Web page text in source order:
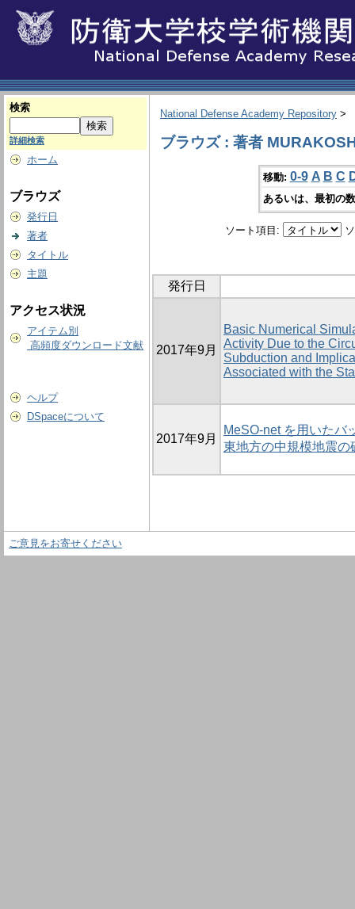
検索
詳細検索
ホーム
ブラウズ
発行日
著者
タイトル
主題
アクセス状況
アイテム別
高頻度ダウンロード文献
ヘルプ
DSpaceについて
National Defense Academy Repository >
ブラウズ : 著者
移動: 0-9 A B C
あるいは、最初の
ソート項目:
発行日
2017年9月
Basic Numerical
Activity Due to the
Subduction and
Associated with the
2017年9月
MeSO-net を用いたバ
東地方の中規模地震の
ご意見をお寄せください